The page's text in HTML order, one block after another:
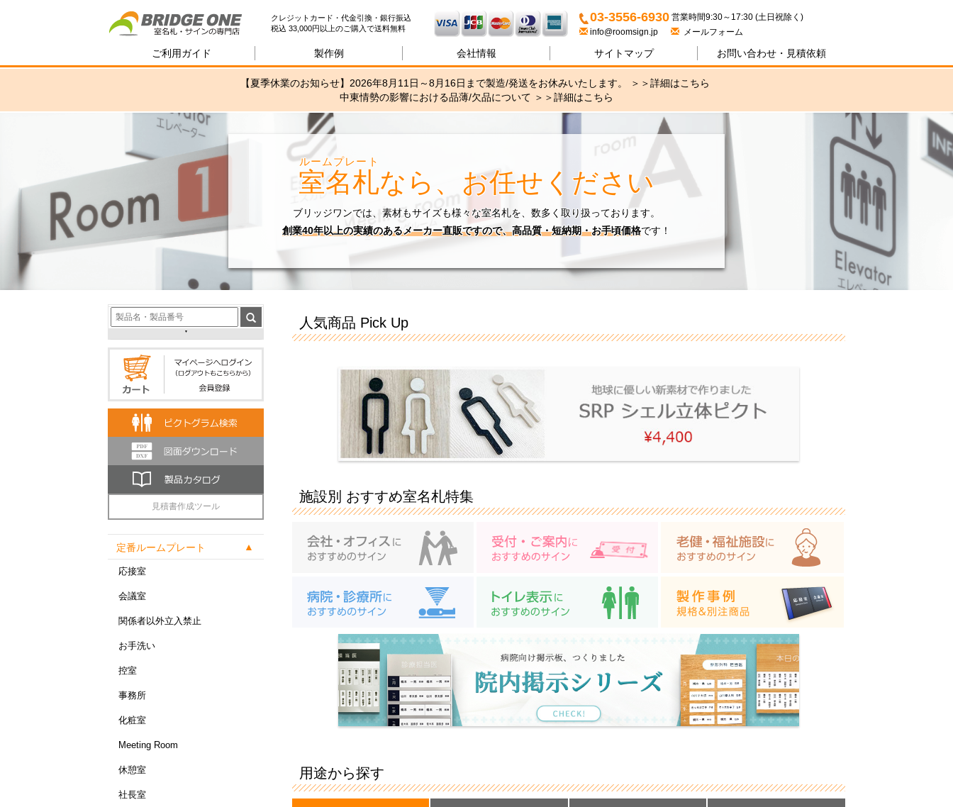
室名札・サインの専門店ブリッジワン
クレジットカード・代金引換・銀行振込
税込 33,000円以上のご購入で送料無料
03-3556-6930
営業時間9:30～17:30 (土日祝除く)
info@roomsign.jp
メールフォーム
ご利用ガイド 製作例 会社情報 サイトマップ お問い合わせ・ 見積依頼
【夏季休業のお知らせ】2026年8月11日～8月16日まで製造/発送をお休みいたします。 ＞＞詳細はこちら
中東情勢の影響における品薄/欠品について ＞＞詳細はこちら
室名札
ルームプレート
なら、お任せください
ブリッジワンでは、素材もサイズも様々な室名札を、数多く取り扱っております。
創業40年以上の実績のあるメーカー直販ですので、高品質・短納期・お手頃価格です！
見積書作成ツール
定番ルームプレート
応接室
会議室
関係者以外立入禁止
お手洗い
控室
事務所
化粧室
Meeting Room
休憩室
社長室
人気商品 Pick Up
施設別 おすすめ室名札特集
用途から探す